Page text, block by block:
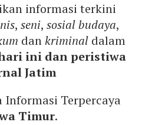
informasi terkini
, seni, sosial budaya,
dankriminal dalam
ini dan peristiwa
Jatim
Informasi Terpercaya
Timur.